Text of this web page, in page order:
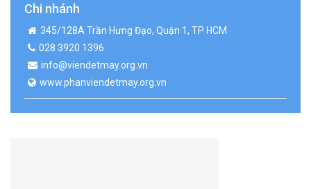
Chi nhánh
345/128A Trần Hưng Đạo, Quận 1, TP HCM
028 3920 1396
info@viendetmay.org.vn
www.phanviendetmay.org.vn